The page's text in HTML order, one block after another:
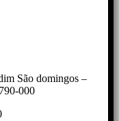
São domingos –
000